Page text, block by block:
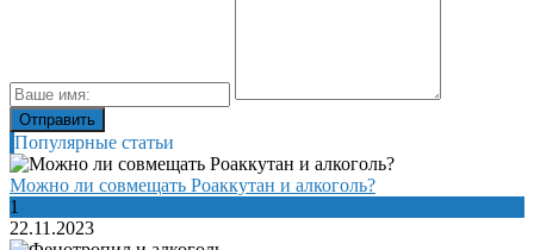
Популярные статьи
Можно ли совмещать Роаккутан и алкоголь?
1
22.11.2023